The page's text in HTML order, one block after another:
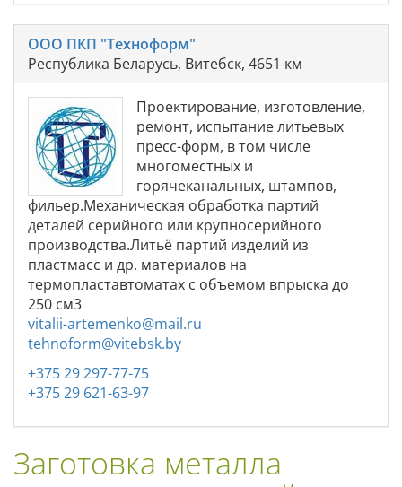
ООО ПКП "Техноформ"
Республика Беларусь, Витебск, 4651 км
Проектирование, изготовление,
ремонт, испытание литьевых
пресс-форм, в том числе
многоместных и
горячеканальных, штампов,
фильер.Механическая обработка партий
деталей серийного или крупносерийного
производства.Литьё партий изделий из
пластмасс и др. материалов на
термопластавтоматах с объемом впрыска до
250 см3
vitalii-artemenko@mail.ru
tehnoform@vitebsk.by
+375 29 297-77-75
+375 29 621-63-97
Заготовка металла